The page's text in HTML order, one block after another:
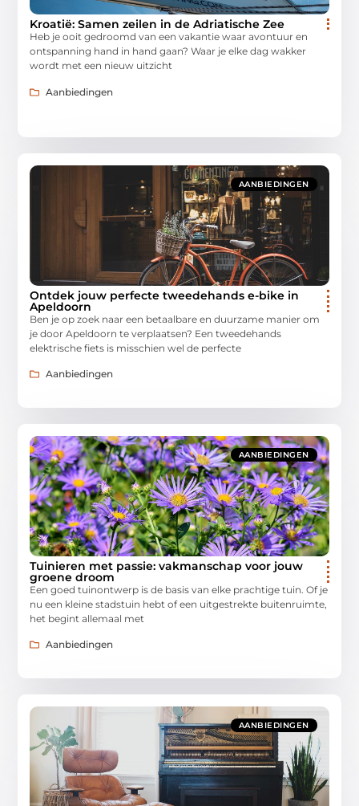
Kroatië: Samen zeilen in de Adriatische Zee
Heb je ooit gedroomd van een vakantie waar avontuur en
ontspanning hand in hand gaan? Waar je elke dag wakker
wordt met een nieuw uitzicht
Aanbiedingen
AANBIEDINGEN
Ontdek jouw perfecte tweedehands e-bike in
Apeldoorn
Ben je op zoek naar een betaalbare en duurzame manier om
je door Apeldoorn te verplaatsen? Een tweedehands
elektrische fiets is misschien wel de perfecte
Aanbiedingen
AANBIEDINGEN
Tuinieren met passie: vakmanschap voor jouw
groene droom
Een goed tuinontwerp is de basis van elke prachtige tuin. Of je
nu een kleine stadstuin hebt of een uitgestrekte buitenruimte,
het begint allemaal met
Aanbiedingen
AANBIEDINGEN